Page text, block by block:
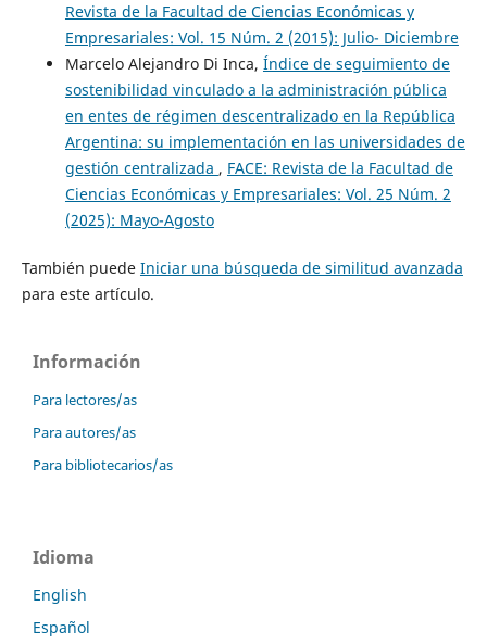
Revista de la Facultad de Ciencias Económicas y
Empresariales: Vol. 15 Núm. 2 (2015): Julio- Diciembre
Marcelo Alejandro Di Inca, Índice de seguimiento de
sostenibilidad vinculado a la administración pública
en entes de régimen descentralizado en la República
Argentina: su implementación en las universidades de
gestión centralizada , FACE: Revista de la Facultad de
Ciencias Económicas y Empresariales: Vol. 25 Núm. 2
(2025): Mayo-Agosto
También puede Iniciar una búsqueda de similitud avanzada
para este artículo.
Información
Para lectores/as
Para autores/as
Para bibliotecarios/as
Idioma
English
Español